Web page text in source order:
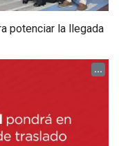
potenciar la llegada
...